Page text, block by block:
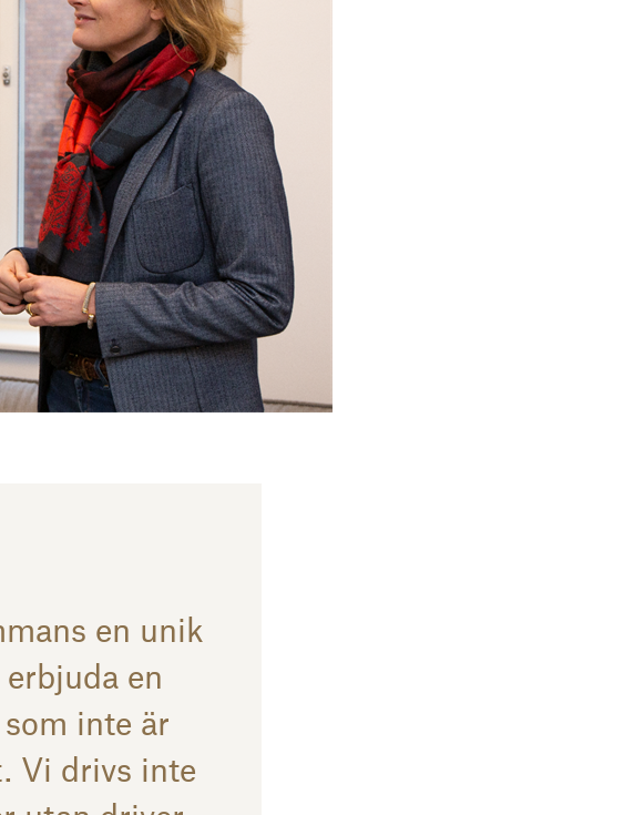
en unik
en
inte är
Vi drivs inte